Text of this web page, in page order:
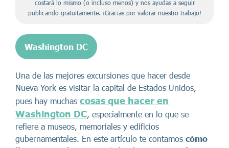
costará lo mismo (o incluso menos) y nos ayudas a seguir
publicando gratuitamente. ¡Gracias por valorar nuestro trabajo!
Washington DC
Una de las mejores excursiones que hacer desde
Nueva York es visitar la capital de Estados Unidos,
pues hay muchas cosas que hacer en
Washington DC, especialmente en lo que se
refiere a museos, memoriales y edificios
gubernamentales. En este artículo te contamos cómo